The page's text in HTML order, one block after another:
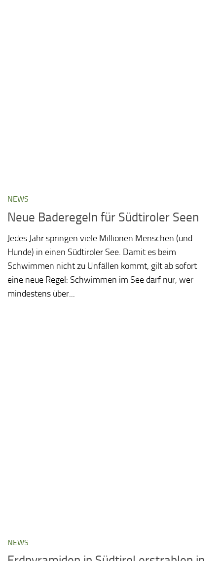
NEWS
Neue Baderegeln für Südtiroler Seen
Jedes Jahr springen viele Millionen Menschen (und
Hunde) in einen Südtiroler See. Damit es beim
Schwimmen nicht zu Unfällen kommt, gilt ab sofort
eine neue Regel: Schwimmen im See darf nur, wer
mindestens über...
NEWS